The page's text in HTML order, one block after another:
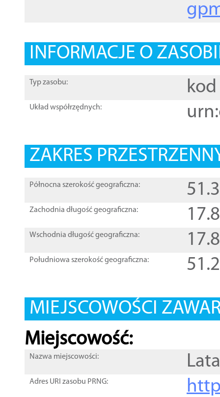
INFORMACJE O
Typ zasobu: kod
Układ współrzędnych:
ZAKRES
Północna szerokość geograficzna:
Zachodnia długość geograficzna:
Wschodnia długość geograficzna:
Południowa szerokość geograficzna:
MIEJSCOWOŚCI
Miejscowość:
Nazwa miejscowości:
Adres URI zasobu PRNG: